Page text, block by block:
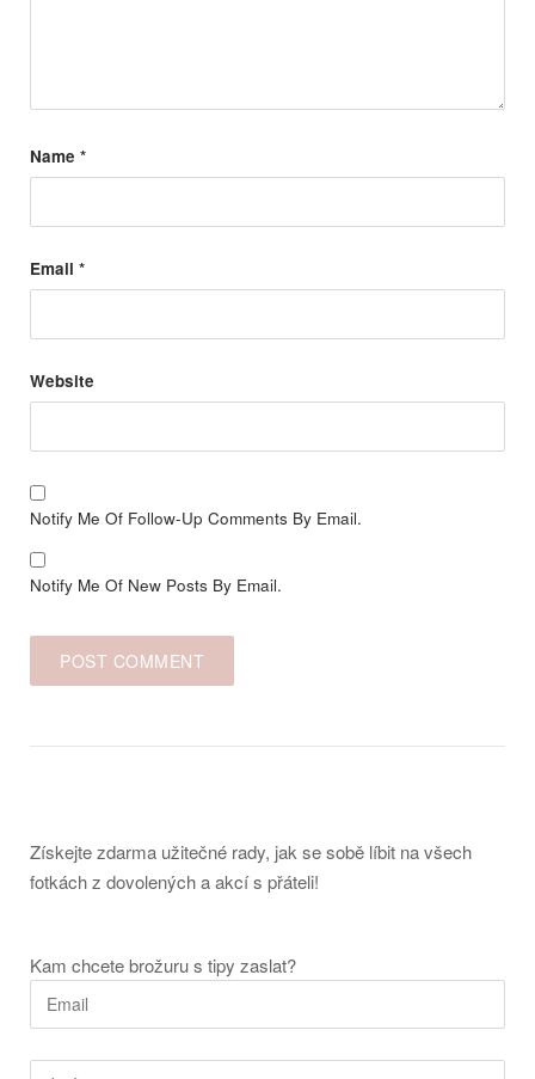
Name *
Email *
Website
Notify Me Of Follow-Up Comments By Email.
Notify Me Of New Posts By Email.
Získejte zdarma užitečné rady, jak se sobě líbit na všech
fotkách z dovolených a akcí s přáteli!
Kam chcete brožuru s tipy zaslat?